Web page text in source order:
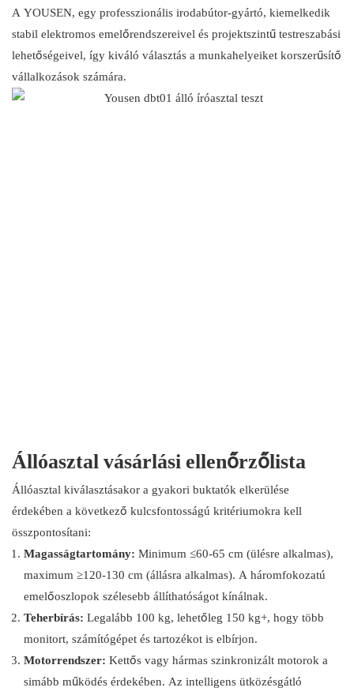
A YOUSEN, egy professzionális irodabútor-gyártó, kiemelkedik
stabil elektromos emelőrendszereivel és projektszintű testreszabási
lehetőségeivel, így kiváló választás a munkahelyeiket korszerűsítő
vállalkozások számára.
Állóasztal vásárlási ellenőrzőlista
Állóasztal kiválasztásakor a gyakori buktatók elkerülése
érdekében a következő kulcsfontosságú kritériumokra kell
összpontosítani:
Magasságtartomány: Minimum ≤60-65 cm (ülésre alkalmas),
maximum ≥120-130 cm (állásra alkalmas). A háromfokozatú
emelőoszlopok szélesebb állíthatóságot kínálnak.
Teherbírás: Legalább 100 kg, lehetőleg 150 kg+, hogy több
monitort, számítógépet és tartozékot is elbírjon.
Motorrendszer: Kettős vagy hármas szinkronizált motorok a
simább működés érdekében. Az intelligens ütközésgátló